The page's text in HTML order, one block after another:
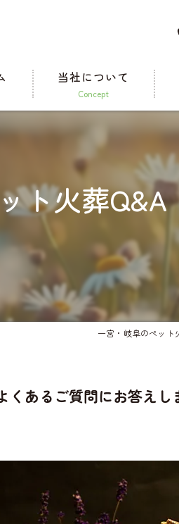
当社について
concept
ト火葬
一宮・岐阜のペット
くあるご質問にお答えし